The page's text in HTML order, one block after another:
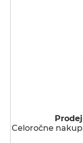
Celoročne